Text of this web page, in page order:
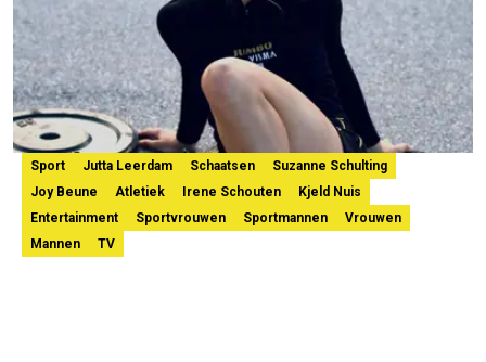
Sport Jutta Leerdam Schaatsen
Suzanne Schulting
Joy Beune
Atletiek Irene Schouten
Kjeld Nuis
Entertainment
Sportvrouwen Sportmannen
Vrouwen
Mannen
TV